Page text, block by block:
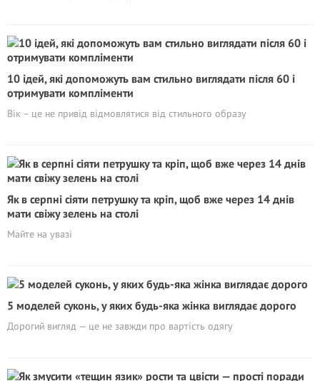
10 ідей, які допоможуть вам стильно виглядати після 60 і
отримувати компліменти
Вік – це не привід відмовлятися від стильного образу
Як в серпні сіяти петрушку та кріп, щоб вже через 14 днів
мати свіжу зелень на столі
Майте на увазі
5 моделей суконь, у яких будь-яка жінка виглядає дорого
Дорогий вигляд — це не завжди про вартість одягу